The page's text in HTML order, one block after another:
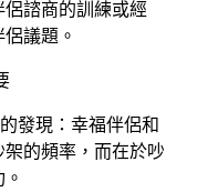
諮商的訓練或經
議題。
發現：幸福伴侶和
的頻率，而在於吵